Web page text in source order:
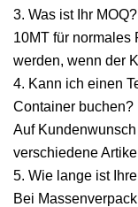
3. Was ist Ihr MOQ?
10MT für normales
werden, wenn der
4. Kann ich einen
Container buchen?
Auf
verschiedene
5. Wie lange ist
Bei